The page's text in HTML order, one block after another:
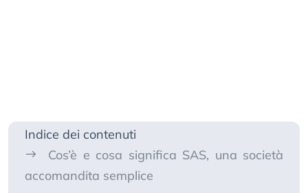
Indice dei contenuti
Cos’è e cosa significa SAS, una società
accomandita semplice